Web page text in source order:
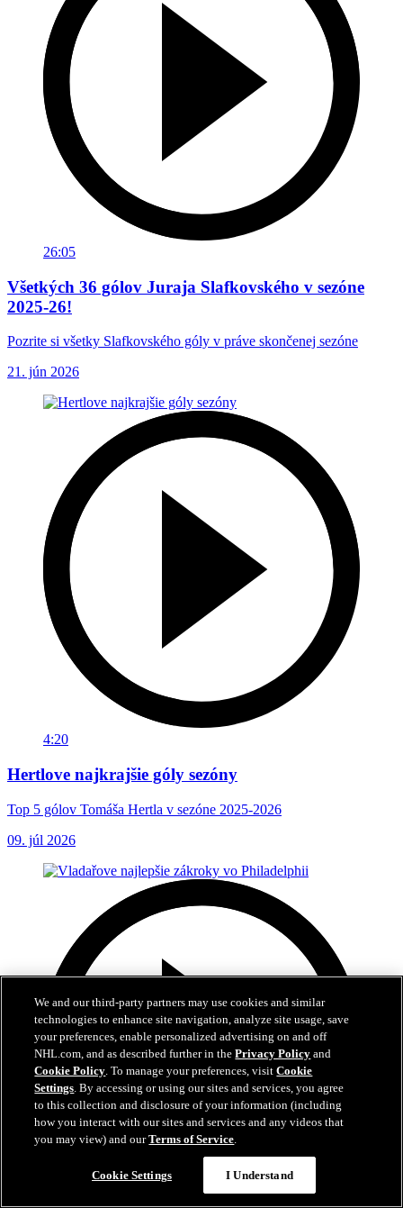
26:05
Všetkých 36 gólov Juraja Slafkovského v sezóne
2025-26!
Pozrite si všetky Slafkovského góly v práve skončenej sezóne
21. jún 2026
4:20
Hertlove najkrajšie góly sezóny
Top 5 gólov Tomáša Hertla v sezóne 2025-2026
09. júl 2026
We and our third-party partners may use cookies and similar
technologies to enhance site navigation, analyze site usage, save
your preferences, enable personalized advertising on and off
NHL.com, and as described further in thePrivacy Policy and
Cookie Policy. To manage your preferences, visitCookie
Settings. By accessing or using our sites and services, you agree
to this collection and disclosure of your information (including
how you interact with our sites and services and any videos that
you may view) and ourTerms of Service.
Cookie Settings I Understand